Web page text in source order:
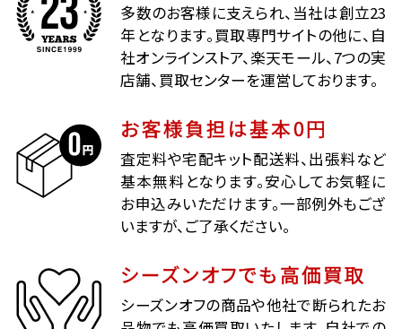
多数のお客様に支えられ、当社は創立23
年となります。買取専門サイトの他に、自
社オンラインストア、楽天モール、7つの実
店舗、買取センターを運営しております。
お客様負担は基本0円
査定料や宅配キット配送料、出張料など
基本無料となります。安心してお気軽に
お申込みいただけます。一部例外もござ
いますが、ご了承ください。
シーズンオフでも高価買取
シーズンオフの商品や他社で断られたお